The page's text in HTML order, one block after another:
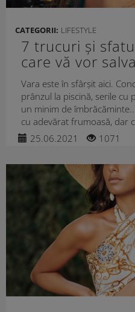
CATEGORII: LIFESTYLE
7 trucuri și
care vă vor
Vara este în sfârșit aici.
prânzul la piscină, serile cu
un minim de
cu adevărat frumoasă, dar
25.06.2021
1071